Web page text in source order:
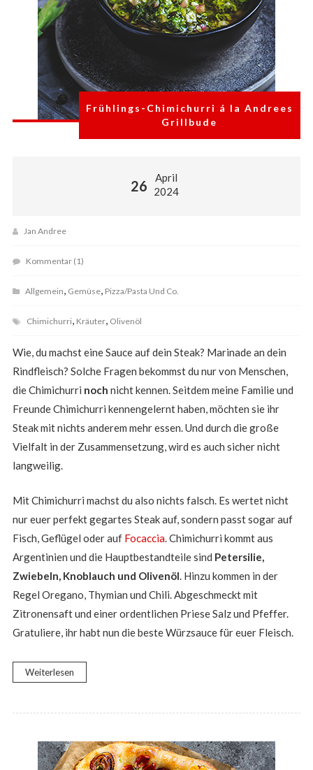
Frühlings-Chimichurri á la Andrees
Grillbude
26
April
2024
Jan Andree
Kommentar (1)
Allgemein, Gemüse, Pizza/Pasta Und Co.
Chimichurri, Kräuter, Olivenöl
Wie, du machst eine Sauce auf dein Steak? Marinade an dein
Rindfleisch? Solche Fragen bekommst du nur von Menschen,
die Chimichurri noch nicht kennen. Seitdem meine Familie und
Freunde Chimichurri kennengelernt haben, möchten sie ihr
Steak mit nichts anderem mehr essen. Und durch die große
Vielfalt in der Zusammensetzung, wird es auch sicher nicht
langweilig.
Mit Chimichurri machst du also nichts falsch. Es wertet nicht
nur euer perfekt gegartes Steak auf, sondern passt sogar auf
Fisch, Geflügel oder auf Focaccia. Chimichurri kommt aus
Argentinien und die Hauptbestandteile sind Petersilie,
Zwiebeln, Knoblauch und Olivenöl. Hinzu kommen in der
Regel Oregano, Thymian und Chili. Abgeschmeckt mit
Zitronensaft und einer ordentlichen Priese Salz und Pfeffer.
Gratuliere, ihr habt nun die beste Würzsauce für euer Fleisch.
Weiterlesen